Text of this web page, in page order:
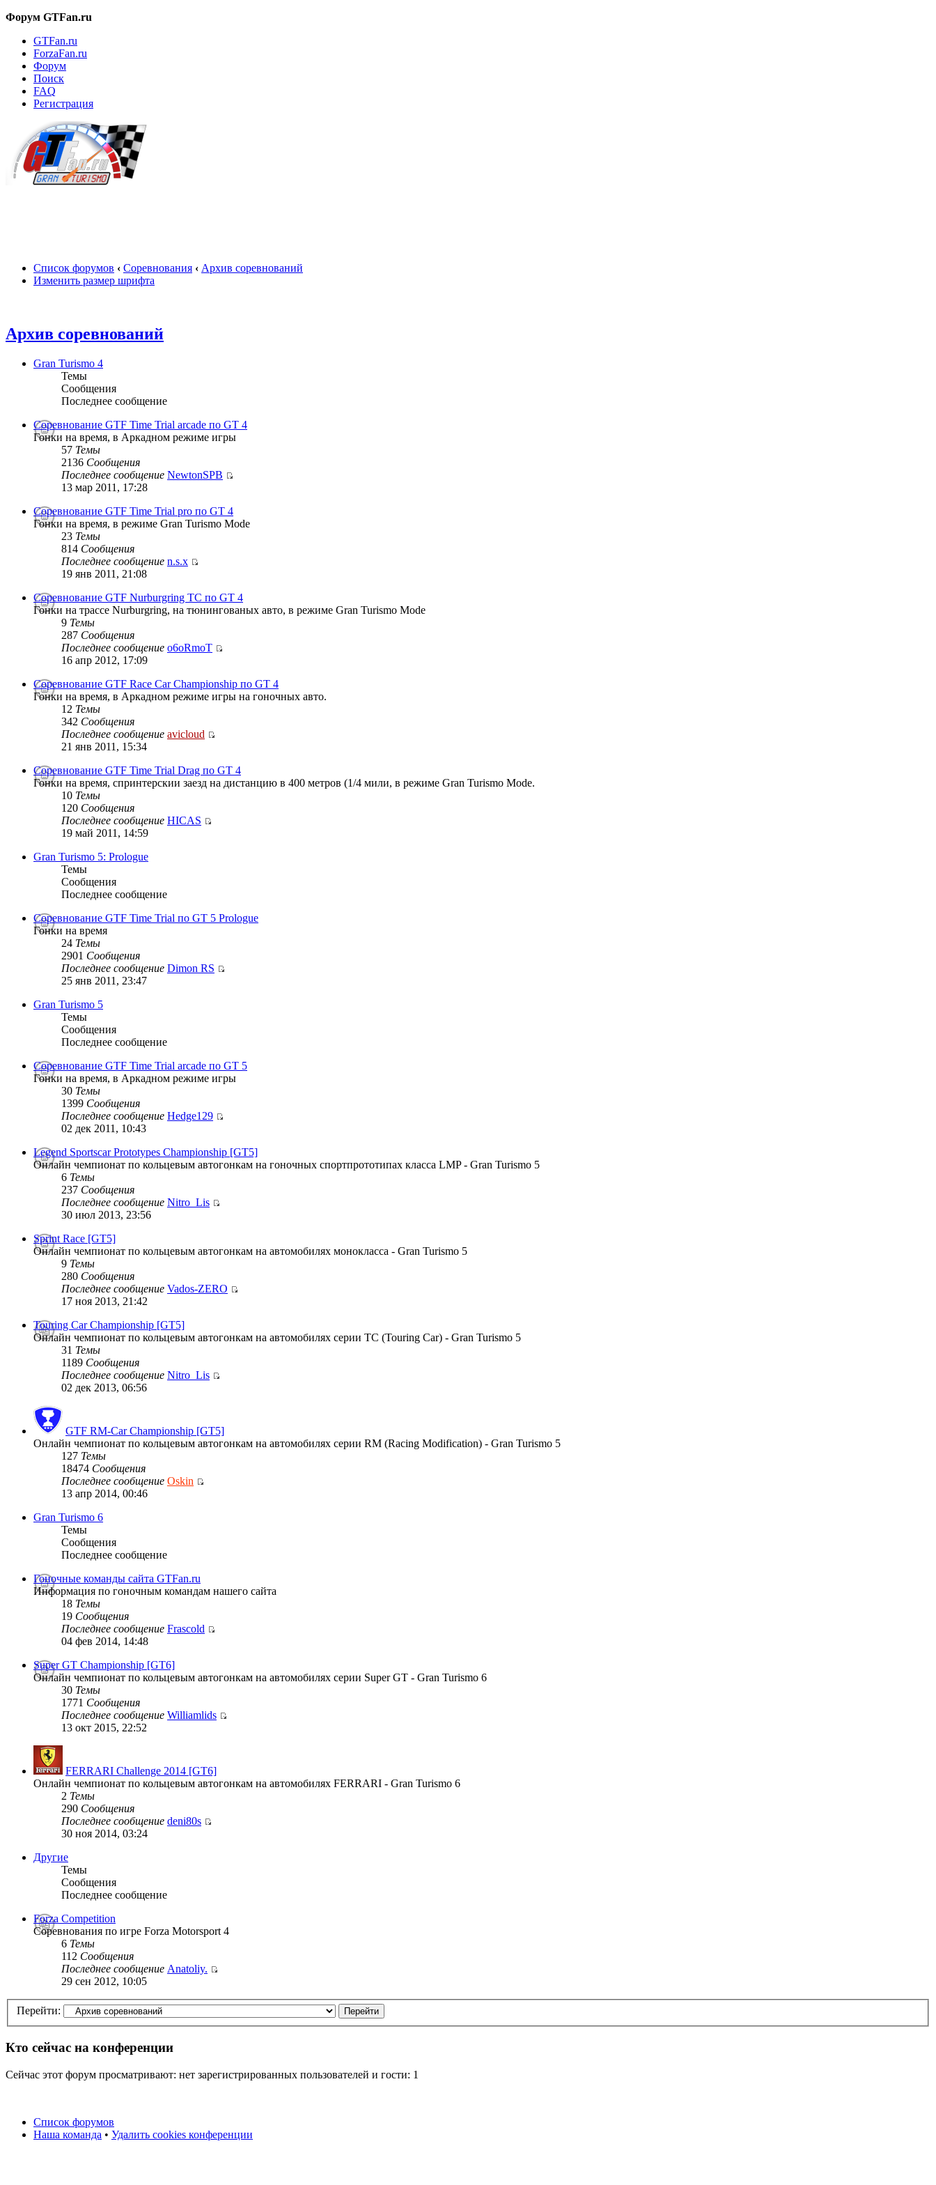
Форум GTFan.ru
GTFan.ru
ForzaFan.ru
Форум
Поиск
FAQ
Регистрация
Список форумов ‹ Соревнования ‹ Архив соревнований
Изменить размер шрифта
Архив соревнований
Gran Turismo 4
Темы
Сообщения
Последнее сообщение
Соревнование GTF Time Trial arcade по GT 4
Гонки на время, в Аркадном режиме игры
57 Темы
2136 Сообщения
Последнее сообщение NewtonSPB
13 мар 2011, 17:28
Соревнование GTF Time Trial pro по GT 4
Гонки на время, в режиме Gran Turismo Mode
23 Темы
814 Сообщения
Последнее сообщение n.s.x
19 янв 2011, 21:08
Соревнование GTF Nurburgring TC по GT 4
Гонки на трассе Nurburgring, на тюнингованых авто, в режиме Gran Turismo Mode
9 Темы
287 Сообщения
Последнее сообщение o6oRmoT
16 апр 2012, 17:09
Соревнование GTF Race Car Championship по GT 4
Гонки на время, в Аркадном режиме игры на гоночных авто.
12 Темы
342 Сообщения
Последнее сообщение avicloud
21 янв 2011, 15:34
Соревнование GTF Time Trial Drag по GT 4
Гонки на время, спринтерскии заезд на дистанцию в 400 метров (1/4 мили, в режиме Gran Turismo Mode.
10 Темы
120 Сообщения
Последнее сообщение HICAS
19 май 2011, 14:59
Gran Turismo 5: Prologue
Темы
Сообщения
Последнее сообщение
Соревнование GTF Time Trial по GT 5 Prologue
Гонки на время
24 Темы
2901 Сообщения
Последнее сообщение Dimon RS
25 янв 2011, 23:47
Gran Turismo 5
Темы
Сообщения
Последнее сообщение
Соревнование GTF Time Trial arcade по GT 5
Гонки на время, в Аркадном режиме игры
30 Темы
1399 Сообщения
Последнее сообщение Hedge129
02 дек 2011, 10:43
Legend Sportscar Prototypes Championship [GT5]
Онлайн чемпионат по кольцевым автогонкам на гоночных спортпрототипах класса LMP - Gran Turismo 5
6 Темы
237 Сообщения
Последнее сообщение Nitro_Lis
30 июл 2013, 23:56
Sprint Race [GT5]
Онлайн чемпионат по кольцевым автогонкам на автомобилях монокласса - Gran Turismo 5
9 Темы
280 Сообщения
Последнее сообщение Vados-ZERO
17 ноя 2013, 21:42
Touring Car Championship [GT5]
Онлайн чемпионат по кольцевым автогонкам на автомобилях серии TC (Touring Car) - Gran Turismo 5
31 Темы
1189 Сообщения
Последнее сообщение Nitro_Lis
02 дек 2013, 06:56
GTF RM-Car Championship [GT5]
Онлайн чемпионат по кольцевым автогонкам на автомобилях серии RM (Racing Modification) - Gran Turismo 5
127 Темы
18474 Сообщения
Последнее сообщение Oskin
13 апр 2014, 00:46
Gran Turismo 6
Темы
Сообщения
Последнее сообщение
Гоночные команды сайта GTFan.ru
Информация по гоночным командам нашего сайта
18 Темы
19 Сообщения
Последнее сообщение Frascold
04 фев 2014, 14:48
Super GT Championship [GT6]
Онлайн чемпионат по кольцевым автогонкам на автомобилях серии Super GT - Gran Turismo 6
30 Темы
1771 Сообщения
Последнее сообщение Williamlids
13 окт 2015, 22:52
FERRARI Challenge 2014 [GT6]
Онлайн чемпионат по кольцевым автогонкам на автомобилях FERRARI - Gran Turismo 6
2 Темы
290 Сообщения
Последнее сообщение deni80s
30 ноя 2014, 03:24
Другие
Темы
Сообщения
Последнее сообщение
Forza Competition
Соревнования по игре Forza Motorsport 4
6 Темы
112 Сообщения
Последнее сообщение Anatoliy.
29 сен 2012, 10:05
Перейти:
Кто сейчас на конференции
Сейчас этот форум просматривают: нет зарегистрированных пользователей и гости: 1
Список форумов
Наша команда • Удалить cookies конференции